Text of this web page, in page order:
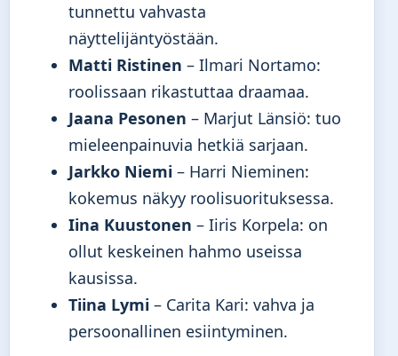
tunnettu vahvasta
näyttelijäntyöstään.
Matti Ristinen – Ilmari Nortamo:
roolissaan rikastuttaa draamaa.
Jaana Pesonen – Marjut Länsiö: tuo
mieleenpainuvia hetkiä sarjaan.
Jarkko Niemi – Harri Nieminen:
kokemus näkyy roolisuorituksessa.
Iina Kuustonen – Iiris Korpela: on
ollut keskeinen hahmo useissa
kausissa.
Tiina Lymi – Carita Kari: vahva ja
persoonallinen esiintyminen.